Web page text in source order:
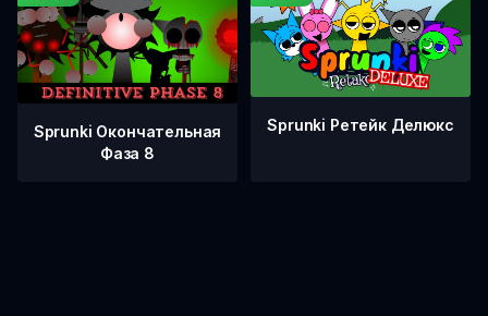
Sprunki Окончательная
Фаза 8
Sprunki Ретейк Делюкс